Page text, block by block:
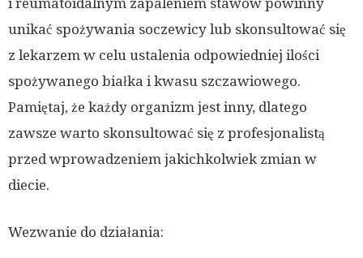
i reumatoidalnym zapaleniem stawów powinny
unikać spożywania soczewicy lub skonsultować się
z lekarzem w celu ustalenia odpowiedniej ilości
spożywanego białka i kwasu szczawiowego.
Pamiętaj, że każdy organizm jest inny, dlatego
zawsze warto skonsultować się z profesjonalistą
przed wprowadzeniem jakichkolwiek zmian w
diecie.
Wezwanie do działania: